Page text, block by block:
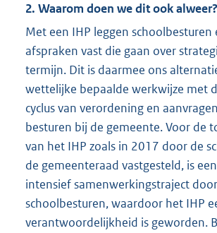
2. Waarom doen we dit ook alweer?
Met een IHP leggen schoolbesturen
afspraken vast die gaan over
termijn. Dit is daarmee ons
wettelijke bepaalde werkwijze met
cyclus van verordening en
besturen bij de gemeente. Voor de
van het IHP zoals in 2017 door de
de gemeenteraad vastgesteld, is
intensief samenwerkingstraject
schoolbesturen, waardoor het IHP
verantwoordelijkheid is geworden.